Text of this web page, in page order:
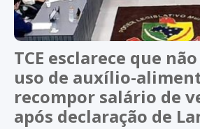
TCE esclarece que
uso de auxílio-
recompor salário de
após declaração de